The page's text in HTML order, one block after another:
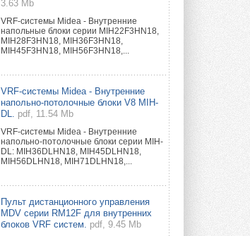
3.63 Mb
VRF-системы Midea - Внутренние
напольные блоки серии MIH22F3HN18,
MIH28F3HN18, MIH36F3HN18,
MIH45F3HN18, MIH56F3HN18,...
VRF-системы Midea - Внутренние
напольно-потолочные блоки V8 MIH-
DL.
pdf, 11.54 Mb
VRF-системы Midea - Внутренние
напольно-потолочные блоки серии MIH-
DL: MIH36DLHN18, MIH45DLHN18,
MIH56DLHN18, MIH71DLHN18,...
Пульт дистанционного управления
MDV серии RM12F для внутренних
блоков VRF систем.
pdf, 9.45 Mb